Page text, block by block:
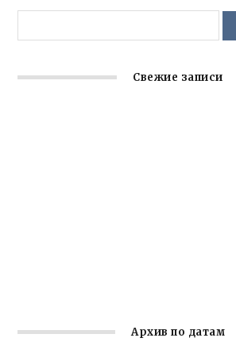
Свежие записи
Архив по датам